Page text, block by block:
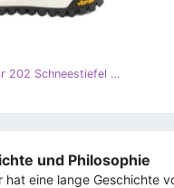
Colmar Warmer Polar 202 Schneestiefel weiß
und Philosophie
hat eine lange Geschichte